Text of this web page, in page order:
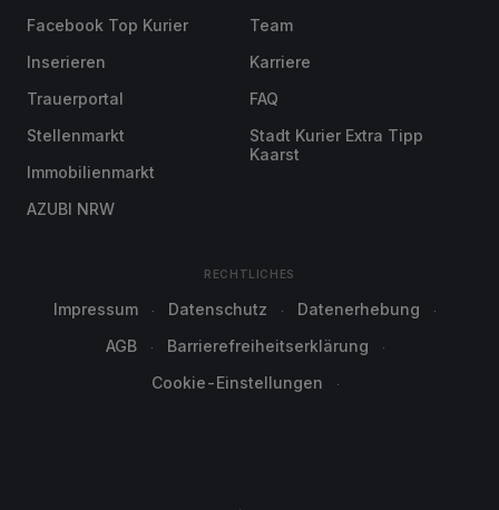
Facebook Top Kurier
Inserieren
Trauerportal
Stellenmarkt
Immobilienmarkt
AZUBI NRW
Team
Karriere
FAQ
Stadt Kurier Extra Tipp
Kaarst
RECHTLICHES
Impressum Datenschutz
Datenerhebung
AGB
Barrierefreiheitserklärung
Cookie-Einstellungen